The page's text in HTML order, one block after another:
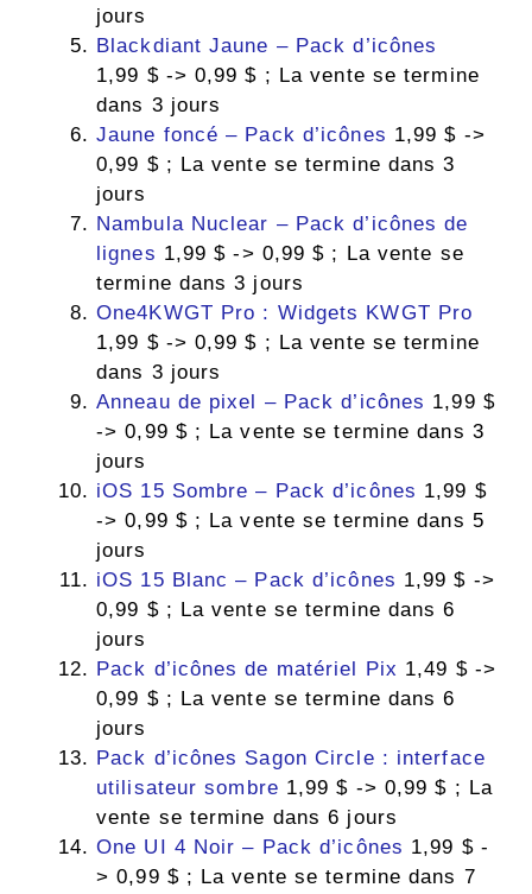
jours
Blackdiant Jaune – Pack d’icônes
1,99 $ -> 0,99 $ ; La vente se termine
dans 3 jours
Jaune foncé – Pack d’icônes 1,99 $ ->
0,99 $ ; La vente se termine dans 3
jours
Nambula Nuclear – Pack d’icônes de
lignes 1,99 $ -> 0,99 $ ; La vente se
termine dans 3 jours
One4KWGT Pro : Widgets KWGT Pro
1,99 $ -> 0,99 $ ; La vente se termine
dans 3 jours
Anneau de pixel – Pack d’icônes 1,99 $
-> 0,99 $ ; La vente se termine dans 3
jours
iOS 15 Sombre – Pack d’icônes 1,99 $
-> 0,99 $ ; La vente se termine dans 5
jours
iOS 15 Blanc – Pack d’icônes 1,99 $ ->
0,99 $ ; La vente se termine dans 6
jours
Pack d’icônes de matériel Pix 1,49 $ ->
0,99 $ ; La vente se termine dans 6
jours
Pack d’icônes Sagon Circle : interface
utilisateur sombre 1,99 $ -> 0,99 $ ; La
vente se termine dans 6 jours
One UI 4 Noir – Pack d’icônes 1,99 $ -
> 0,99 $ ; La vente se termine dans 7